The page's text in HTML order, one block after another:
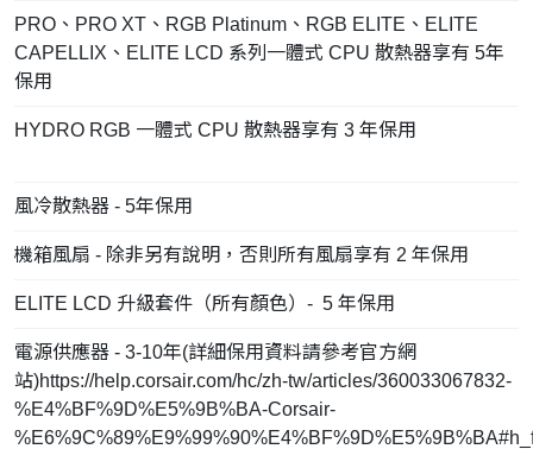
PRO、PRO XT、RGB Platinum、RGB ELITE、ELITE
CAPELLIX、ELITE LCD 系列一體式 CPU 散熱器享有 5年
保用
HYDRO RGB 一體式 CPU 散熱器享有 3 年保用
風冷散熱器 - 5年保用
機箱風扇 - 除非另有說明，否則所有風扇享有 2 年保用
ELITE LCD 升級套件（所有顏色）- 5 年保用
電源供應器 - 3-10年(詳細保用資料請參考官方網
站)https://help.corsair.com/hc/zh-tw/articles/360033067832-
%E4%BF%9D%E5%9B%BA-Corsair-